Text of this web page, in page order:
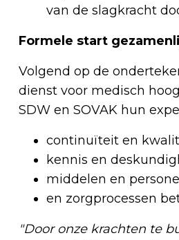
van de slagkracht
Formele start
Volgend op de
dienst voor medisch
SDW en SOVAK hun
continuïteit en
kennis en
middelen en
en zorgprocessen
"Door onze krachten te